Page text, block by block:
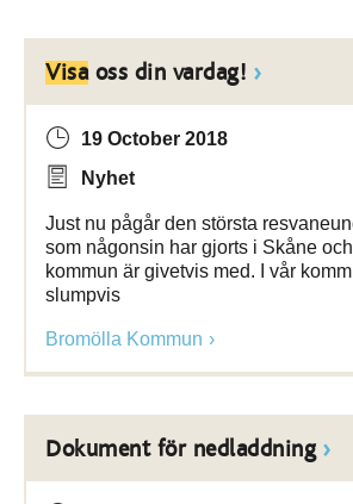
Visaoss din vardag!
19 October 2018
Nyhet
Just nu pågår den största
som någonsin har gjorts i Skåne
kommun är givetvis med. I vår
slumpvis
Bromölla Kommun
Dokument för nedladdning